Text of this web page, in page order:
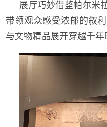
展厅巧妙借鉴帕尔米
带领观众感受浓郁的叙
与文物精品展开穿越千